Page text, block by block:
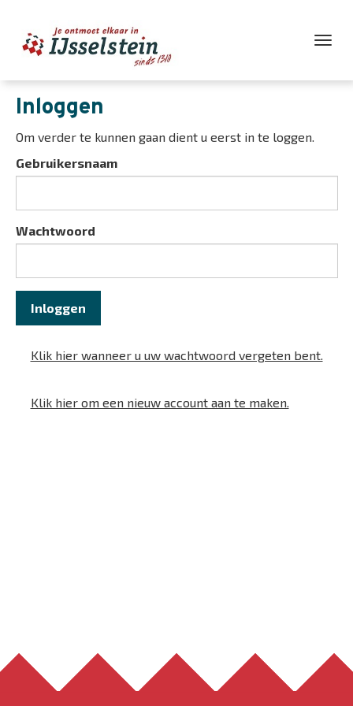
Inloggen
Om verder te kunnen gaan dient u eerst in te loggen.
Gebruikersnaam
Wachtwoord
Inloggen
Klik hier wanneer u uw wachtwoord vergeten bent.
Klik hier om een nieuw account aan te maken.